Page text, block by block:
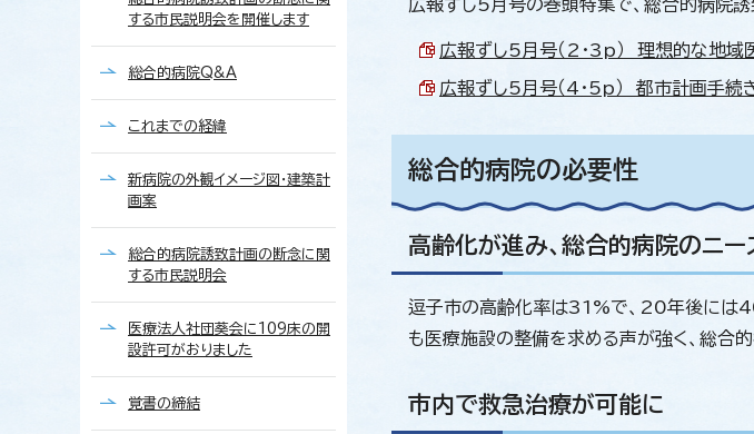
広報ずし5月号の巻頭特集で、総合的病院誘
広報ずし5月号（2・3p） 理想的な地
広報ずし5月号（4・5p） 都市計画手
総合的病院の必要性
高齢化が進み、総合的病院のニ
逗子市の高齢化率は31%で、20年後には
も医療施設の整備を求める声が強く、総合
市内で救急治療が可能に
する市民説明会を開催します
総合的病院Q&A
これまでの経緯
新病院の外観イメージ図・建築計
画案
総合的病院誘致計画の断念に関
する市民説明会
医療法人社団葵会に109床の開
設許可がおりました
覚書の締結